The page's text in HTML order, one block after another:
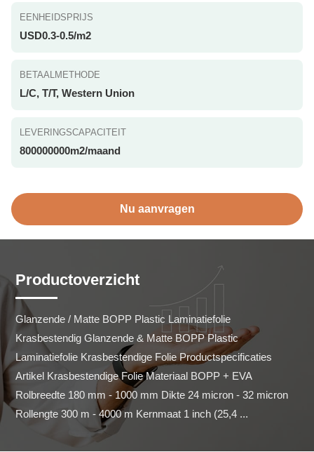
EENHEIDSPRIJS
USD0.3-0.5/m2
BETAALMETHODE
L/C, T/T, Western Union
LEVERINGSCAPACITEIT
800000000m2/maand
Nu aanvragen
Productoverzicht
Glanzende / Matte BOPP Plastic Laminatiefolie
Krasbestendig Glanzende & Matte BOPP Plastic
Laminatiefolie Krasbestendige Folie Productspecificaties
Artikel Krasbestendige Folie Materiaal BOPP + EVA
Rolbreedte 180 mm - 1000 mm Dikte 24 micron - 32 micron
Rollengte 300 m - 4000 m Kernmaat 1 inch (25,4 ...